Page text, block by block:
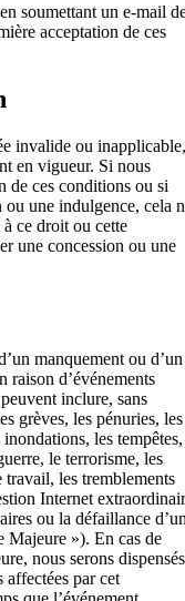
soumettant un e-mail
acceptation de ces
invalide ou inapplicable,
en vigueur. Si nous
de ces conditions ou si
ou une indulgence, cela
ce droit ou cette
une concession ou une
manquement ou d’un
raison d’événements
inclure, sans
grèves, les pénuries, les
les tempêtes,
le terrorisme, les
travail, les tremblements
Internet
ou la défaillance
Majeure »). En cas de
nous serons dispensés
par cet